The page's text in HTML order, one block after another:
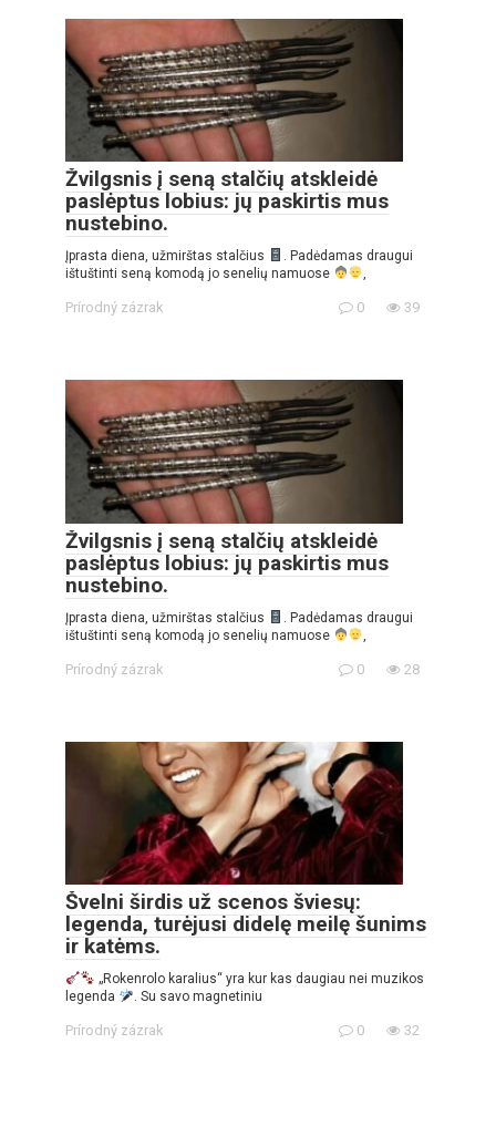
Žvilgsnis į seną stalčių atskleidė
paslėptus lobius: jų paskirtis mus
nustebino.
Įprasta diena, užmirštas stalčius
. Padėdamas draugui
ištuštinti seną komodą jo senelių namuose
,
Prírodný zázrak 0 39
Žvilgsnis į seną stalčių atskleidė
paslėptus lobius: jų paskirtis mus
nustebino.
Įprasta diena, užmirštas stalčius
. Padėdamas draugui
ištuštinti seną komodą jo senelių namuose
Prírodný zázrak 0 28
Švelni širdis už scenos šviesų:
legenda, turėjusi didelę meilę šunims
ir katėms.
„Rokenrolo karalius“ yra kur kas daugiau nei muzikos
legenda
. Su savo magnetiniu
Prírodný zázrak 0 32